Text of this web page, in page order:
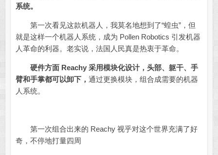
系统。
第一次看见这款机器人，我莫名地想到了“蝗虫”，但
就是这样一个机器人系统，成为 Pollen Robotics 引发机器
人革命的利器。老实说，法国人民真是热衷于革命。
硬件方面 Reachy 采用模块化设计，头部、躯干、手
臂和手掌都可以卸下， 通过更换模块，组合成需要的机器
人系统。
第一次组合出来的 Reachy 视乎对这个世界充满了好
奇，不停地打量四周